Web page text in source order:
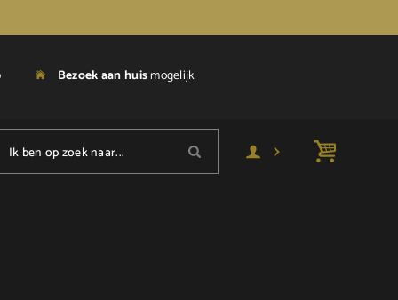
Bezoek aan huismogelijk
Ik ben op zoek naar...